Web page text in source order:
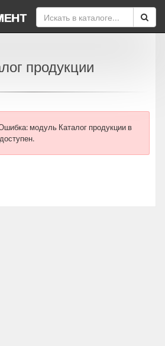
продукции
модуль Каталог продукции в